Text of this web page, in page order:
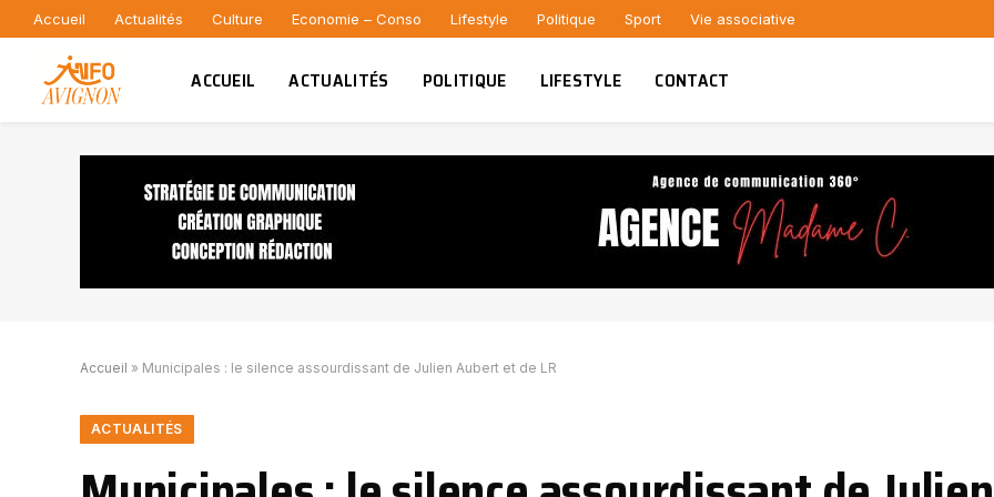
Accueil Actualités Culture Economie – Conso Lifestyle Politique Sport Vie associative
ACCUEIL ACTUALITÉS POLITIQUE LIFESTYLE CONTACT
Accueil » Municipales : le silence assourdissant de Julien Aubert et de LR
ACTUALITÉS